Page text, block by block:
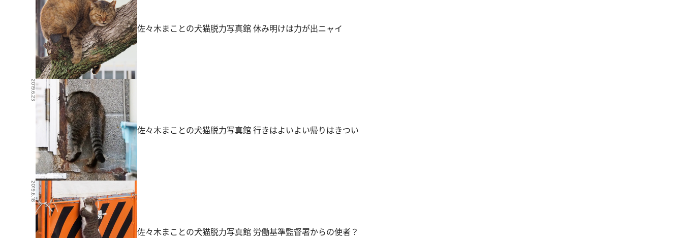
佐々木まことの犬猫脱力写真館 休み明けは力が出ニャイ
2019.6.23
佐々木まことの犬猫脱力写真館 行きはよいよい帰りはきつい
2019.6.18
佐々木まことの犬猫脱力写真館 労働基準監督署からの使者？